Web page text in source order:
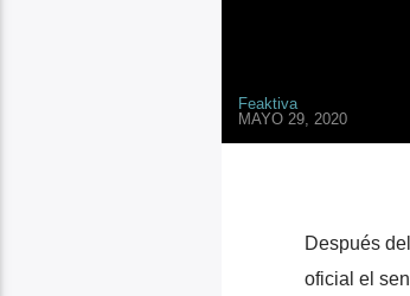
Feaktiva
MAYO 29, 2020
Después
oficial el